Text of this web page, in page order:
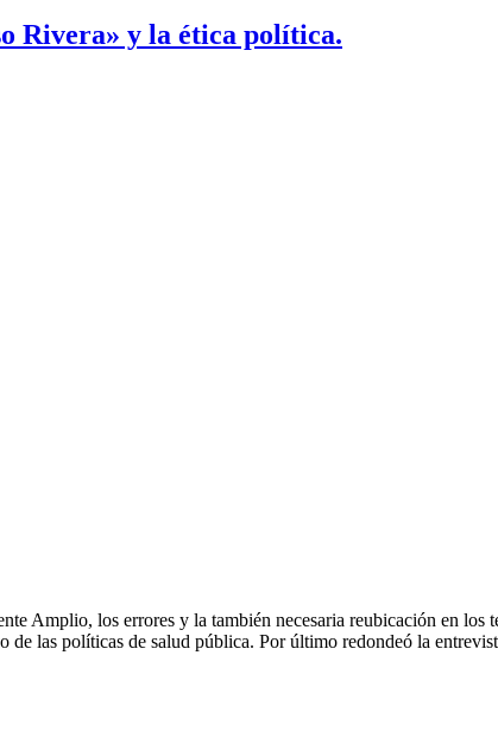
Rivera» y la ética política.
Amplio, los errores y la también necesaria reubicación en los
las políticas de salud pública. Por último redondeó la